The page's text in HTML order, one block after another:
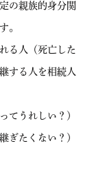
の親族的身分関
。
る人（死亡した
する人を相続人
てうれしい？）
ぎたくない？）